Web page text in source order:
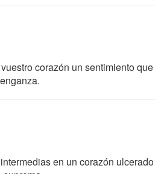
corazón un sentimiento que
en un corazón ulcerado